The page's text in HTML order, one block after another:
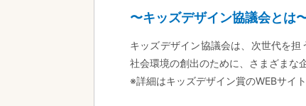
〜キッズデザイン協議会とは
キッズデザイン協議会は、次世代を
社会環境の創出のために、さまざまな
※詳細はキッズデザイン賞のWEBサイ